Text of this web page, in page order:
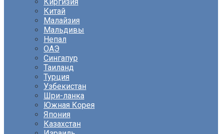
Китай
Малайзия
Мальдивы
Непал
ОАЭ
Сингапур
Таиланд
Турция
Узбекистан
Шри-ланка
Южная Корея
Япония
Казахстан